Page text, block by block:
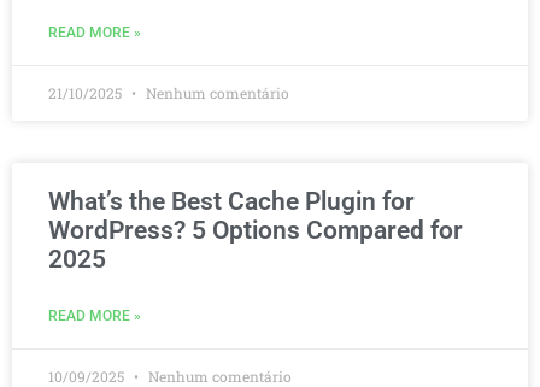
READ MORE »
21/10/2025 Nenhum comentário
What’s the Best Cache Plugin for
WordPress? 5 Options Compared for
2025
READ MORE »
10/09/2025 Nenhum comentário